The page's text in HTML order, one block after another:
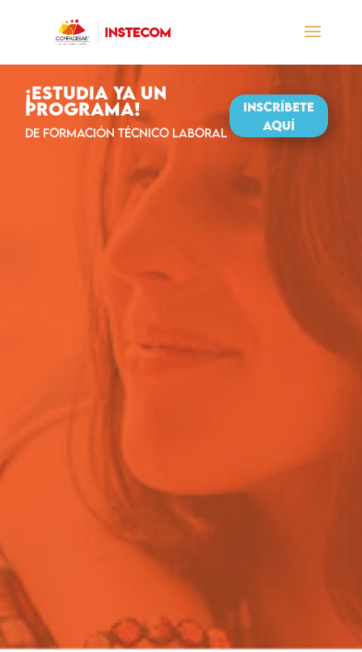
¡ESTUDIA YA UN
PROGRAMA!
DE FORMACIÓN TÉCNICO LABORAL
INSCRÍBETE
AQUÍ